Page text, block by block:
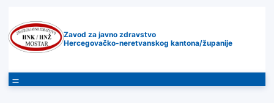
Zavod za javno zdravstvo
Hercegovačko-neretvanskog kantona/županije